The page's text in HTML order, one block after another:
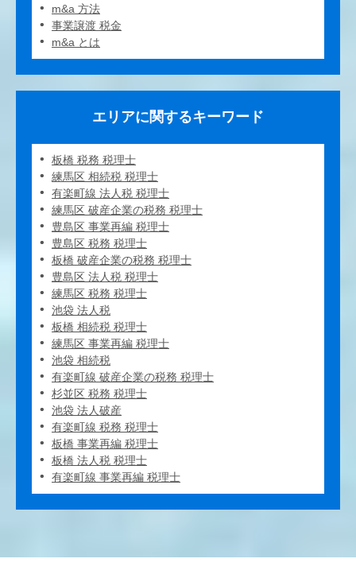
m&a 方法
事業譲渡 税金
m&a とは
エリアに関するキーワード
板橋 税務 税理士
練馬区 相続税 税理士
有楽町線 法人税 税理士
練馬区 破産企業の税務 税理士
豊島区 事業再編 税理士
豊島区 税務 税理士
板橋 破産企業の税務 税理士
豊島区 法人税 税理士
練馬区 税務 税理士
池袋 法人税
板橋 相続税 税理士
練馬区 事業再編 税理士
池袋 相続税
有楽町線 破産企業の税務 税理士
杉並区 税務 税理士
池袋 法人破産
有楽町線 税務 税理士
板橋 事業再編 税理士
板橋 法人税 税理士
有楽町線 事業再編 税理士